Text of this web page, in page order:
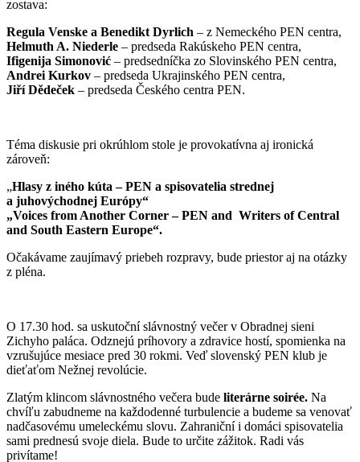
zostava:
Regula Venske a Benedikt Dyrlich – z Nemeckého PEN centra,
Helmuth A. Niederle – predseda Rakúskeho PEN centra,
Ifigenija Simonović – predsedníčka zo Slovinského PEN centra,
Andrei Kurkov – predseda Ukrajinského PEN centra,
Jiří Dědeček – predseda Českého centra PEN.
Téma diskusie pri okrúhlom stole je provokatívna aj ironická
zároveň:
„Hlasy z iného kúta – PEN a spisovatelia strednej
a juhovýchodnej Európy“
„Voices from Another Corner – PEN and Writers of Central
and South Eastern Europe“.
Očakávame zaujímavý priebeh rozpravy, bude priestor aj na otázky
z pléna.
O 17.30 hod. sa uskutoční slávnostný večer v Obradnej sieni
Zichyho paláca. Odznejú príhovory a zdravice hostí, spomienka na
vzrušujúce mesiace pred 30 rokmi. Veď slovenský PEN klub je
dieťaťom Nežnej revolúcie.
Zlatým klincom slávnostného večera bude literárne soirée. Na
chvíľu zabudneme na každodenné turbulencie a budeme sa venovať
nadčasovému umeleckému slovu. Zahraniční i domáci spisovatelia
sami prednesú svoje diela. Bude to určite zážitok. Radi vás
privítame!